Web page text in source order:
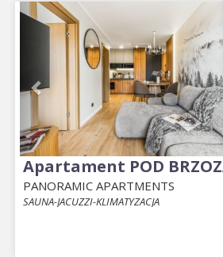
Previous
Apartament POD
PANORAMIC APARTMENTS
SAUNA-JACUZZI-KLIMATYZACJA